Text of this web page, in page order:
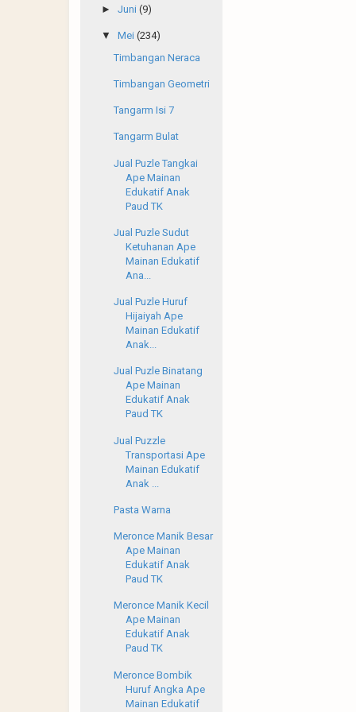
► Juni (9)
▼ Mei (234)
Timbangan Neraca
Timbangan Geometri
Tangarm Isi 7
Tangarm Bulat
Jual Puzle Tangkai
Ape Mainan
Edukatif Anak
Paud TK
Jual Puzle Sudut
Ketuhanan Ape
Mainan Edukatif
Ana...
Jual Puzle Huruf
Hijaiyah Ape
Mainan Edukatif
Anak...
Jual Puzle Binatang
Ape Mainan
Edukatif Anak
Paud TK
Jual Puzzle
Transportasi Ape
Mainan Edukatif
Anak ...
Pasta Warna
Meronce Manik Besar
Ape Mainan
Edukatif Anak
Paud TK
Meronce Manik Kecil
Ape Mainan
Edukatif Anak
Paud TK
Meronce Bombik
Huruf Angka Ape
Mainan Edukatif